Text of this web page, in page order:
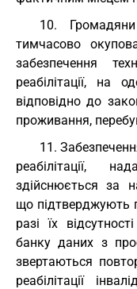
10.
тимчасово
забезпечення
реабілітації, на
відповідно до
проживання,
11.
реабілітації,
здійснюється за
що підтверджують
разі їх
банку даних з
звертаються
реабілітації